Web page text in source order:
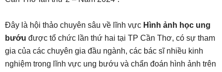
Đây là hội thảo chuyên sâu về lĩnh vực Hình ảnh học ung
bướu được tổ chức lần thứ hai tại TP Cần Thơ, có sự tham
gia của các chuyên gia đầu ngành, các bác sĩ nhiều kinh
nghiệm trong lĩnh vực ung bướu và chẩn đoán hình ảnh trên